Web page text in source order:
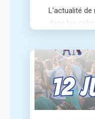
L’actualité
dans les
complet de